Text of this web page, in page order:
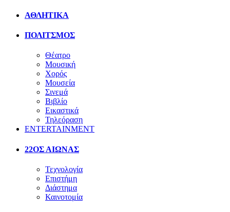
ΑΘΛΗΤΙΚΑ
ΠΟΛΙΤΣΜΟΣ
Θέατρο
Μουσική
Χορός
Μουσεία
Σινεμά
Βιβλίο
Εικαστικά
Τηλεόραση
ENTERTAINMENT
22ΟΣ ΑΙΩΝΑΣ
Τεχνολογία
Επιστήμη
Διάστημα
Καινοτομία